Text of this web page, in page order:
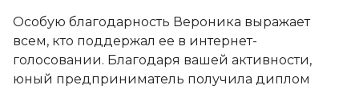
Особую благодарность Вероника выражает
всем, кто поддержал ее в интернет-
голосовании. Благодаря вашей активности,
юный предприниматель получила диплом